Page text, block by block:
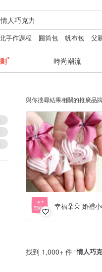
手作課程 圓筒包 帆布包 父
時尚潮流
與你搜尋結果相關的推廣品
幸福朵朵 婚禮
找到 1,000+ 件 “情人巧